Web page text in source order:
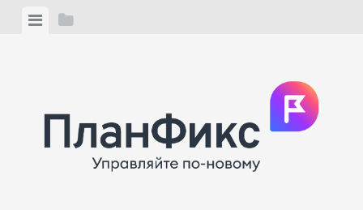
ViewView